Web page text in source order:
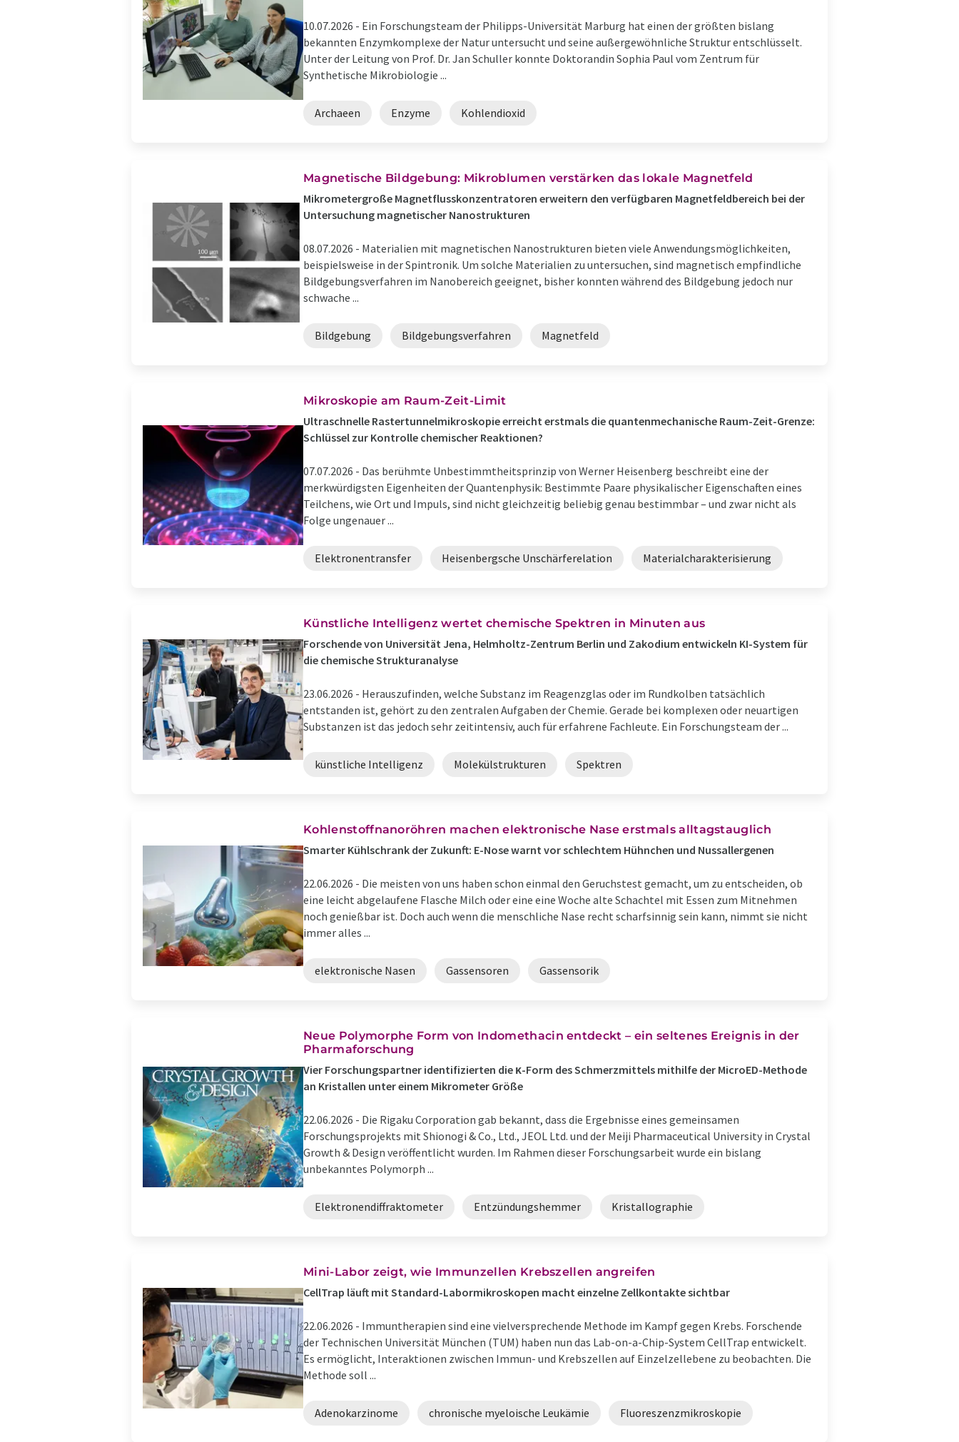
10.07.2026 - Ein Forschungsteam der Philipps-Universität Marburg hat einen der größten bislang
bekannten Enzymkomplexe der Natur untersucht und seine außergewöhnliche Struktur entschlüsselt.
Unter der Leitung von Prof. Dr. Jan Schuller konnte Doktorandin Sophia Paul vom Zentrum für
Synthetische Mikrobiologie ...
Archaeen Enzyme Kohlendioxid
Magnetische Bildgebung: Mikroblumen verstärken das lokale Magnetfeld
Mikrometergroße Magnetflusskonzentratoren erweitern den verfügbaren Magnetfeldbereich bei der
Untersuchung magnetischer Nanostrukturen
08.07.2026 - Materialien mit magnetischen Nanostrukturen bieten viele Anwendungsmöglichkeiten,
beispielsweise in der Spintronik. Um solche Materialien zu untersuchen, sind magnetisch empfindliche
Bildgebungsverfahren im Nanobereich geeignet, bisher konnten während des Bildgebung jedoch nur
schwache ...
Bildgebung Bildgebungsverfahren Magnetfeld
Mikroskopie am Raum-Zeit-Limit
Ultraschnelle Rastertunnelmikroskopie erreicht erstmals die quantenmechanische Raum-Zeit-Grenze:
Schlüssel zur Kontrolle chemischer Reaktionen?
07.07.2026 - Das berühmte Unbestimmtheitsprinzip von Werner Heisenberg beschreibt eine der
merkwürdigsten Eigenheiten der Quantenphysik: Bestimmte Paare physikalischer Eigenschaften eines
Teilchens, wie Ort und Impuls, sind nicht gleichzeitig beliebig genau bestimmbar – und zwar nicht als
Folge ungenauer ...
Elektronentransfer Heisenbergsche Unschärferelation Materialcharakterisierung
Künstliche Intelligenz wertet chemische Spektren in Minuten aus
Forschende von Universität Jena, Helmholtz-Zentrum Berlin und Zakodium entwickeln KI-System für
die chemische Strukturanalyse
23.06.2026 - Herauszufinden, welche Substanz im Reagenzglas oder im Rundkolben tatsächlich
entstanden ist, gehört zu den zentralen Aufgaben der Chemie. Gerade bei komplexen oder neuartigen
Substanzen ist das jedoch sehr zeitintensiv, auch für erfahrene Fachleute. Ein Forschungsteam der ...
künstliche Intelligenz Molekülstrukturen Spektren
Kohlenstoffnanoröhren machen elektronische Nase erstmals alltagstauglich
Smarter Kühlschrank der Zukunft: E-Nose warnt vor schlechtem Hühnchen und Nussallergenen
22.06.2026 - Die meisten von uns haben schon einmal den Geruchstest gemacht, um zu entscheiden, ob
eine leicht abgelaufene Flasche Milch oder eine eine Woche alte Schachtel mit Essen zum Mitnehmen
noch genießbar ist. Doch auch wenn die menschliche Nase recht scharfsinnig sein kann, nimmt sie nicht
immer alles ...
elektronische Nasen Gassensoren Gassensorik
Neue Polymorphe Form von Indomethacin entdeckt – ein seltenes Ereignis in der
Pharmaforschung
Vier Forschungspartner identifizierten die κ-Form des Schmerzmittels mithilfe der MicroED-Methode
an Kristallen unter einem Mikrometer Größe
22.06.2026 - Die Rigaku Corporation gab bekannt, dass die Ergebnisse eines gemeinsamen
Forschungsprojekts mit Shionogi & Co., Ltd., JEOL Ltd. und der Meiji Pharmaceutical University in Crystal
Growth & Design veröffentlicht wurden. Im Rahmen dieser Forschungsarbeit wurde ein bislang
unbekanntes Polymorph ...
Elektronendiffraktometer Entzündungshemmer Kristallographie
Mini-Labor zeigt, wie Immunzellen Krebszellen angreifen
CellTrap läuft mit Standard-Labormikroskopen macht einzelne Zellkontakte sichtbar
22.06.2026 - Immuntherapien sind eine vielversprechende Methode im Kampf gegen Krebs. Forschende
der Technischen Universität München (TUM) haben nun das Lab-on-a-Chip-System CellTrap entwickelt.
Es ermöglicht, Interaktionen zwischen Immun- und Krebszellen auf Einzelzellebene zu beobachten. Die
Methode soll ...
Adenokarzinome chronische myeloische Leukämie Fluoreszenzmikroskopie